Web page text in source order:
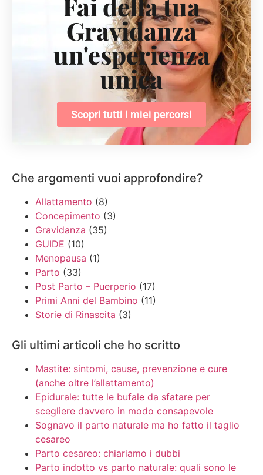
Gravidanza
un'esperienza
unica
Scopri tutti i miei percorsi
Che argomenti vuoi approfondire?
Allattamento (8)
Concepimento (3)
Gravidanza (35)
GUIDE (10)
Menopausa (1)
Parto (33)
Post Parto – Puerperio (17)
Primi Anni del Bambino (11)
Storie di Rinascita (3)
Gli ultimi articoli che ho scritto
Mastite: sintomi, cause, prevenzione e cure
(anche oltre l’allattamento)
Epidurale: tutte le bufale da sfatare per
scegliere davvero in modo consapevole
Sognavo il parto naturale ma ho fatto il taglio
cesareo
Parto cesareo: chiariamo i dubbi
Parto indotto vs parto naturale: quali sono le